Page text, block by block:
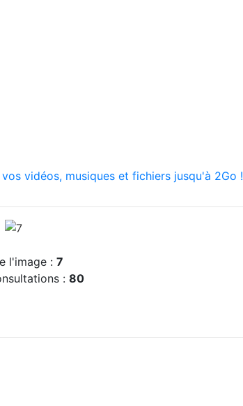
vidéos, musiques et fichiers jusqu'à 2Go !
l'image : 7
: 80